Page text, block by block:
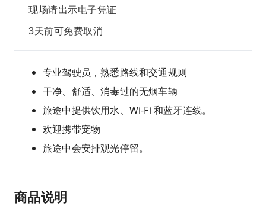
现场请出示电子凭证
3天前可免费取消
专业驾驶员，熟悉路线和交通规则
干净、舒适、消毒过的无烟车辆
旅途中提供饮用水、Wi-Fi 和蓝牙连线。
欢迎携带宠物
旅途中会安排观光停留。
商品说明